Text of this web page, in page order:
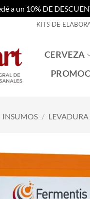
a un 10% DE
KITS DE
CERVEZA
INSUMOS / LEVADURA